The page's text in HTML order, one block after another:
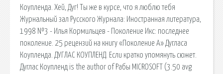
Коупленда. Хей, Дуг! Ты же в курсе, что я люблю тебя
Журнальный зал Русского Журнала: Иностранная литература,
1998 №3 - Илья Кормильцев - Поколение Икс: последнее
поколение. 25 рецензий на книгу «Поколение А» Дугласа
Коупленда. ДУГЛАС КОУПЛЕНД. Если кратко упомянуть сюжет.
Дуглас Коупленд is the author of Рабы MICROSOFT (3.50 avg